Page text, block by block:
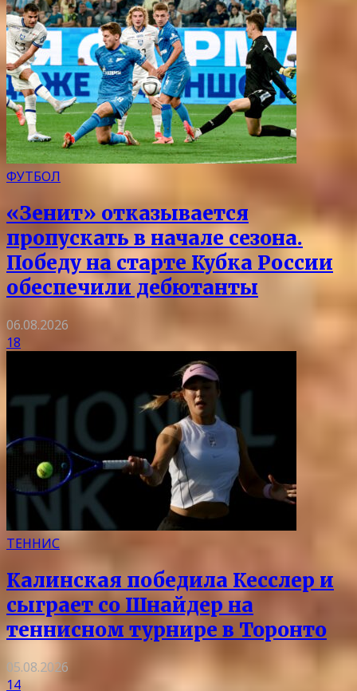
ФУТБОЛ
«Зенит» отказывается
пропускать в начале сезона.
Победу на старте Кубка России
обеспечили дебютанты
06.08.2026
18
ТЕННИС
Калинская победила Кесслер и
сыграет со Шнайдер на
теннисном турнире в Торонто
05.08.2026
14